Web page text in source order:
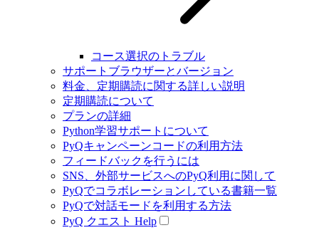
コース選択のトラブル
サポートブラウザーとバージョン
料金、定期購読に関する詳しい説明
定期購読について
プランの詳細
Python学習サポートについて
PyQキャンペーンコードの利用方法
フィードバックを行うには
SNS、外部サービスへのPyQ利用に関して
PyQでコラボレーションしている書籍一覧
PyQで対話モードを利用する方法
PyQ クエスト Help